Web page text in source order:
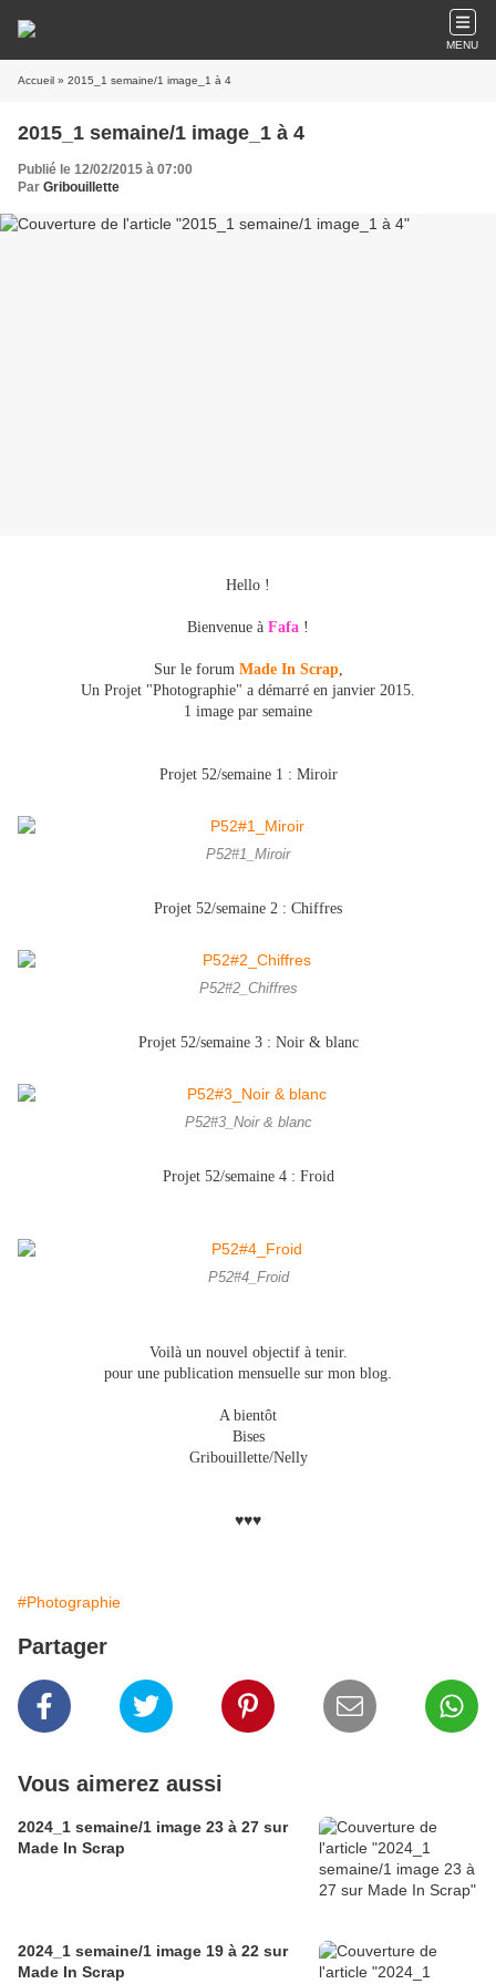
MENU
Accueil » 2015_1 semaine/1 image_1 à 4
2015_1 semaine/1 image_1 à 4
Publié le 12/02/2015 à 07:00
Par Gribouillette
Hello !
Bienvenue à Fafa !
Sur le forum Made In Scrap,
Un Projet "Photographie" a démarré en janvier 2015.
1 image par semaine
Projet 52/semaine 1 : Miroir
P52#1_Miroir
Projet 52/semaine 2 : Chiffres
P52#2_Chiffres
Projet 52/semaine 3 : Noir & blanc
P52#3_Noir & blanc
Projet 52/semaine 4 : Froid
P52#4_Froid
Voilà un nouvel objectif à tenir.
pour une publication mensuelle sur mon blog
A bientôt
Bises
Gribouillette/Nelly
♥♥♥
#Photographie
Partager
Vous aimerez aussi
2024_1 semaine/1 image 23 à 27 sur
Made In Scrap
2024_1 semaine/1 image 19 à 22 sur
Made In Scrap